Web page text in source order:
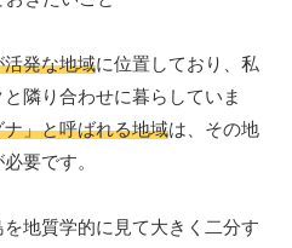
発な地域に位置しており、私
隣り合わせに暮らしていま
」と呼ばれる地域は、その地
要です。
地質学的に見て大きく二分す